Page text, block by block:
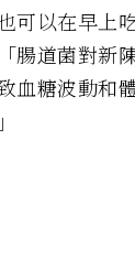
可以在早上
腸道菌對新
血糖波動和